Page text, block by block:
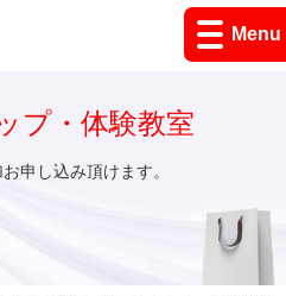
Menu
プ・体験教室
申し込み頂けます。